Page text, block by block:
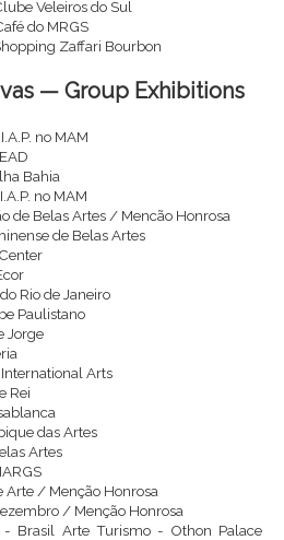
Veleiros do Sul
do MRGS
Zaffari Bourbon
— Group Exhibitions
no MAM
Bahia
no MAM
de Belas Artes / Mencão Honrosa
de Belas Artes
Rio de Janeiro
Paulistano
Jorge
Arts
Rei
das Artes
Artes
Arte / Menção Honrosa
/ Menção Honrosa
- Brasil Arte Turismo - Othon Palace